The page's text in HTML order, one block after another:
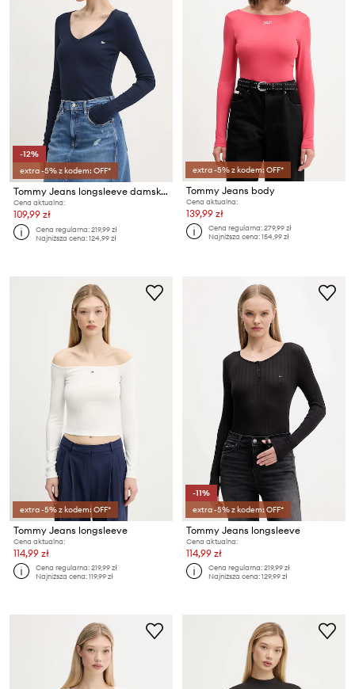
-12%
extra -5% z kodem: OFF*
Tommy Jeans longsleeve damski z bawełną
Cena aktualna:
109,99 zł
Cena regularna:219,99 zł
Najniższa cena:124,99 zł
extra -5% z kodem: OFF*
Tommy Jeans body
Cena aktualna:
139,99 zł
Cena regularna:279,99 zł
Najniższa cena:154,99 zł
extra -5% z kodem: OFF*
Tommy Jeans longsleeve
Cena aktualna:
114,99 zł
Cena regularna:219,99 zł
Najniższa cena:119,99 zł
-11%
extra -5% z kodem: OFF*
Tommy Jeans longsleeve
Cena aktualna:
114,99 zł
Cena regularna:219,99 zł
Najniższa cena:129,99 zł